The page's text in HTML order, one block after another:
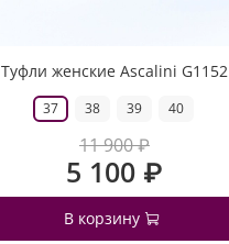
Туфли женские Ascalini G1152
37 38 39 40
11 900 ₽
5 100 ₽
В корзину